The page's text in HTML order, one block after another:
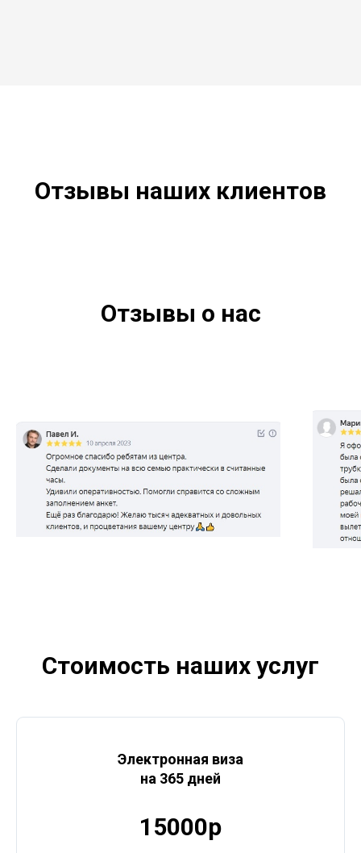
Отзывы наших клиентов
Отзывы о нас
Стоимость наших услуг
Электронная виза
на 365 дней
15000р